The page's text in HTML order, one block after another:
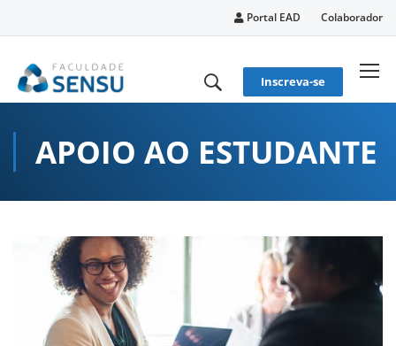
Portal EAD Colaborador
Inscreva-se
APOIO AO ESTUDANTE